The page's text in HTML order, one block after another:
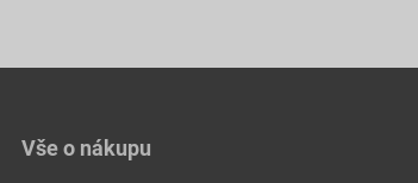
Vše o nákupu